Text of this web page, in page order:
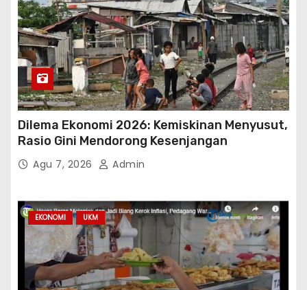
Dilema Ekonomi 2026: Kemiskinan Menyusut,
Rasio Gini Mendorong Kesenjangan
Agu 7, 2026 Admin
EKONOMI UKM